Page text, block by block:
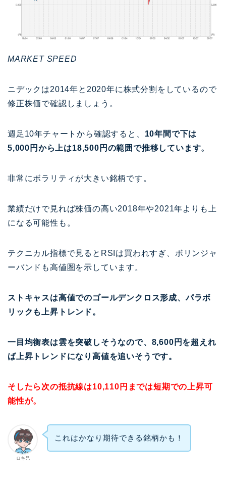
MARKET SPEED
ニデックは2014年と2020年に株式分割をしているので
修正株価で確認しましょう。
週足10年チャートから確認すると、 10年間で下は
5,000円から上は18,500円の範囲で推移しています。
非常にボラリティが大きい銘柄です。
業績だけで見れば株価の高い2018年や2021年よりも上
になる可能性も。
テクニカル指標で見るとRSIは買われすぎ、ボリンジャ
ーバンドも高値圏を示しています。
ストキャスは高値でのゴールデンクロス形成、パラボ
リックも上昇トレンド。
一目均衡表は雲を突破しそうなので、8,600円を超えれ
ば上昇トレンドになり高値を追いそうです。
そしたら次の抵抗線は10,110円までは短期での上昇可
能性が。
ロキ兄
これはかなり期待できる銘柄かも！